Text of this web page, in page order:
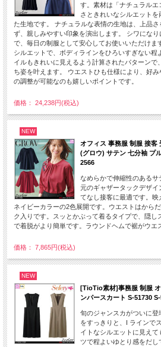
す。素材は「ナチュラル
さときれいなシルエット
た生地です。 ナチュラルな表情の生地は、上品
ず、親しみやすい印象を演出します。 シワにな
で、毎日の制服として安心してお使いいただけま
シルエットで、ボディラインをひろいすぎない程
イルもきれいに見えるよう計算されたパターンで
ち姿を叶えます。 ウエストひも仕様により、好
の調整が可能なのも嬉しいポイントです。
価格： 24,238円(税込)
NEW
オフィス 事務服 制服 接客
(グロウ) サテン 七分袖 プ
2566
なめらかで伸縮性のある
元のギャザータックデザ
てなし接客に最適です。
ネイビーカラーの2色展開です。ウエストはから
ク入りです。スッとかぶって着るタイプで、隠し
で着脱がより簡単です。ラウンドヘムで裾がウエ
価格： 7,865円(税込)
NEW
[TioTio素材]事務服 制服
ンパースカート S-51730
旬のジャンスカがついに登
をすっきりと、I ラインで
イトなシルエットに見え
ツで程よいゆとり感をだ